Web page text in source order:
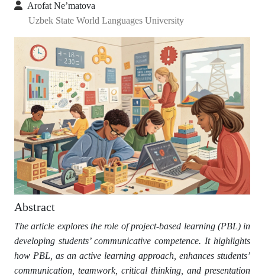
Arofat Ne’matova
Uzbek State World Languages University
Abstract
The article explores the role of project-based learning (PBL) in
developing students’ communicative competence. It highlights
how PBL, as an active learning approach, enhances students’
communication, teamwork, critical thinking, and presentation